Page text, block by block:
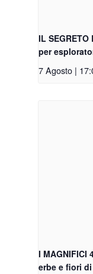
IL
per
7 Agosto |
I MAGNIFICI
erbe e fiori